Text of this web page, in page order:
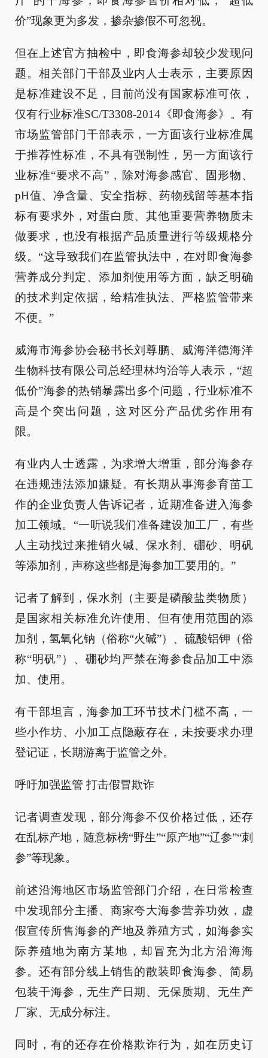
价”现象更为多发，掺杂掺假不可忽视。
但在上述官方抽检中，即食海参却较少发现问
题。相关部门干部及业内人士表示，主要原因
是标准建设不足，目前尚没有国家标准可依，
仅有行业标准SC/T3308-2014《即食海参》。有
市场监管部门干部表示，一方面该行业标准属
于推荐性标准，不具有强制性，另一方面该行
业标准“要求不高”，除对海参感官、固形物、
pH值、净含量、安全指标、药物残留等基本指
标有要求外，对蛋白质、其他重要营养物质未
做要求，也没有根据产品质量进行等级规格分
级。“这导致我们在监管执法中，在对即食海参
营养成分判定、添加剂使用等方面，缺乏明确
的技术判定依据，给精准执法、严格监管带来
不便。”
威海市海参协会秘书长刘尊鹏、威海洋德海洋
生物科技有限公司总经理林均治等人表示，“超
低价”海参的热销暴露出多个问题，行业标准不
高是个突出问题，这对区分产品优劣作用有
限。
有业内人士透露，为求增大增重，部分海参存
在违规违法添加嫌疑。有长期从事海参育苗工
作的企业负责人告诉记者，近期准备进入海参
加工领域。“一听说我们准备建设加工厂，有些
人主动找过来推销火碱、保水剂、硼砂、明矾
等添加剂，声称这些都是海参加工要用的。”
记者了解到，保水剂（主要是磷酸盐类物质）
是国家相关标准允许使用、但有使用范围的添
加剂，氢氧化钠（俗称“火碱”）、硫酸铝钾（俗
称“明矾”）、硼砂均严禁在海参食品加工中添
加、使用。
有干部坦言，海参加工环节技术门槛不高，一
些小作坊、小加工点隐蔽存在，未按要求办理
登记证，长期游离于监管之外。
呼吁加强监管 打击假冒欺诈
记者调查发现，部分海参不仅价格过低，还存
在乱标产地，随意标榜“野生”“原产地”“辽参”“刺
参”等现象。
前述沿海地区市场监管部门介绍，在日常检查
中发现部分主播、商家夸大海参营养功效，虚
假宣传所售海参的产地及养殖方式，如海参实
际养殖地为南方某地，却冒充为北方沿海海
参。还有部分线上销售的散装即食海参、简易
包装干海参，无生产日期、无保质期、无生产
厂家、无成分标注。
同时，有的还存在价格欺诈行为，如在历史订